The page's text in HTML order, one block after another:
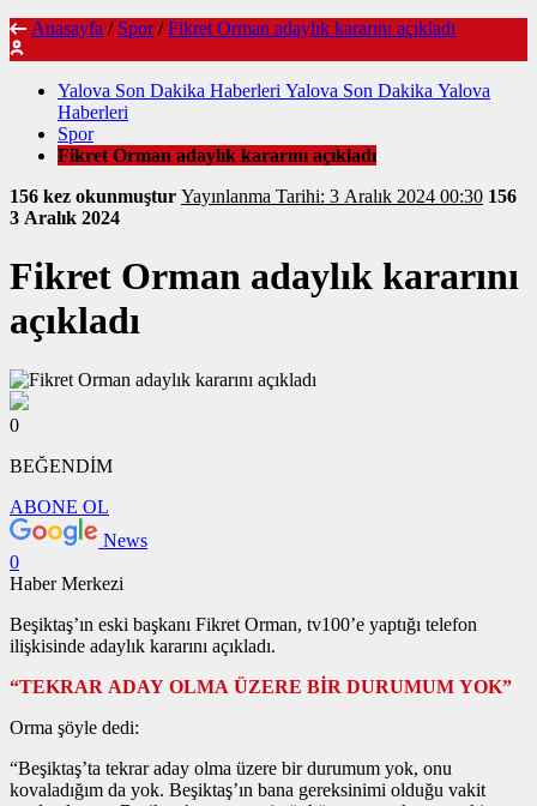
Anasayfa / Spor / Fikret Orman adaylık kararını açıkladı
Yalova Son Dakika Haberleri Yalova Son Dakika Yalova
Haberleri
Spor
Fikret Orman adaylık kararını açıkladı
156 kez okunmuştur
Yayınlanma Tarihi: 3 Aralık 2024 00:30 156
3 Aralık 2024
Fikret Orman adaylık kararını
açıkladı
0
BEĞENDİM
ABONE OL
News
0
Haber Merkezi
Beşiktaş’ın eski başkanı Fikret Orman, tv100’e yaptığı telefon
ilişkisinde adaylık kararını açıkladı.
“TEKRAR ADAY OLMA ÜZERE BİR DURUMUM YOK”
Orma şöyle dedi:
“Beşiktaş’ta tekrar aday olma üzere bir durumum yok, onu
kovaladığım da yok. Beşiktaş’ın bana gereksinimi olduğu vakit